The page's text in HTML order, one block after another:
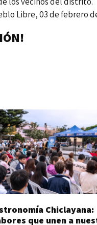
de
Chiclayana:
que unen a